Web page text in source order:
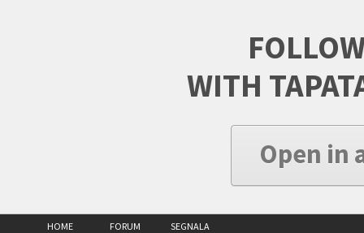
WITH
Open in
HOME FORUM SEGNALA